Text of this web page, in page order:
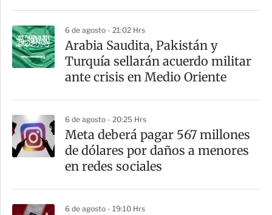
6 de agosto - 21:02 Hrs
Arabia Saudita, Pakistán y
Turquía sellarán acuerdo militar
ante crisis en Medio Oriente
6 de agosto - 20:25 Hrs
Meta deberá pagar 567 millones
de dólares por daños a menores
en redes sociales
6 de agosto - 19:10 Hrs